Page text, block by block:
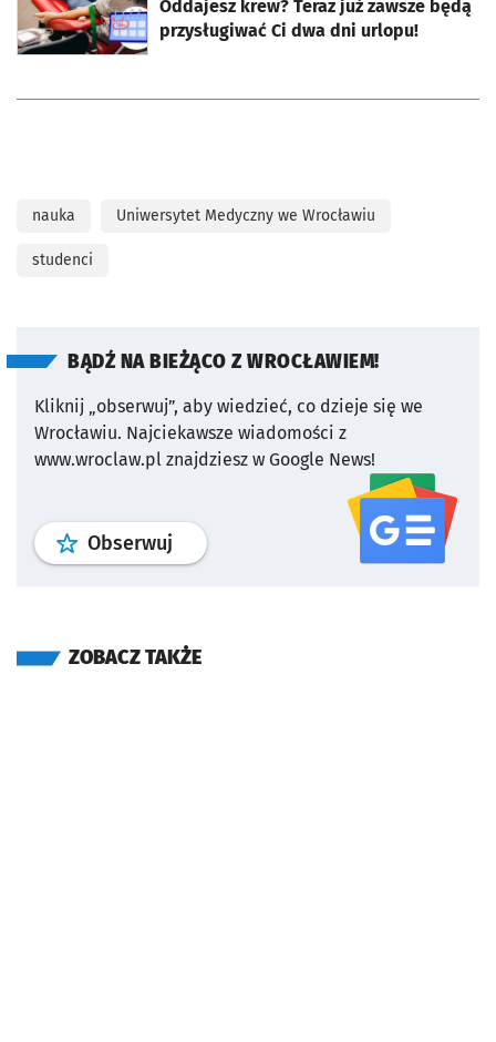
Oddajesz krew? Teraz już zawsze będą
przysługiwać Ci dwa dni urlopu!
nauka Uniwersytet Medyczny we Wrocławiu
studenci
BĄDŹ NA BIEŻĄCO Z WROCŁAWIEM!
Kliknij „obserwuj”, aby wiedzieć, co dzieje się we
Wrocławiu. Najciekawsze wiadomości z
www.wroclaw.pl znajdziesz w Google News!
Obserwuj profil serwisu
ZOBACZ TAKŻE